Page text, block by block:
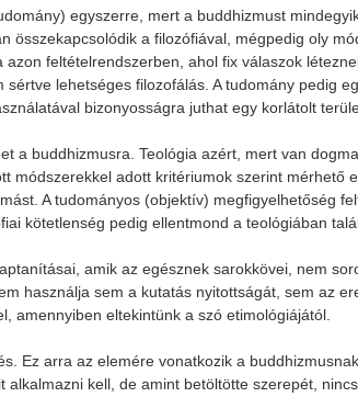
egyszerre, mert a buddhizmust
összekapcsolódik a filozófiával, mégpedig oly
feltételrendszerben, ahol fix válaszok
lehetséges filozofálás. A tudomány pedig
bizonyosságra juthat egy korlátolt
a buddhizmusra. Teológia azért, mert van
módszerekkel adott kritériumok szerint mérhető
A tudományos (objektív) megfigyelhetőség
kötetlenség pedig ellentmond a teológiában
amik az egésznek sarokkövei, nem
használja sem a kutatás nyitottságát, sem az
amennyiben eltekintünk a szó etimológiájától.
Ez arra az elemére vonatkozik a
kell, de amint betöltötte szerepét,